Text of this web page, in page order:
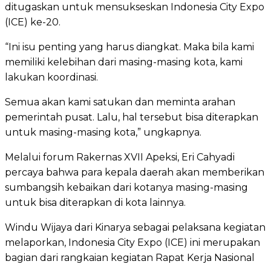
ditugaskan untuk mensukseskan Indonesia City Expo
(ICE) ke-20.
“Ini isu penting yang harus diangkat. Maka bila kami
memiliki kelebihan dari masing-masing kota, kami
lakukan koordinasi.
Semua akan kami satukan dan meminta arahan
pemerintah pusat. Lalu, hal tersebut bisa diterapkan
untuk masing-masing kota,” ungkapnya.
Melalui forum Rakernas XVII Apeksi, Eri Cahyadi
percaya bahwa para kepala daerah akan memberikan
sumbangsih kebaikan dari kotanya masing-masing
untuk bisa diterapkan di kota lainnya.
Windu Wijaya dari Kinarya sebagai pelaksana kegiatan
melaporkan, Indonesia City Expo (ICE) ini merupakan
bagian dari rangkaian kegiatan Rapat Kerja Nasional